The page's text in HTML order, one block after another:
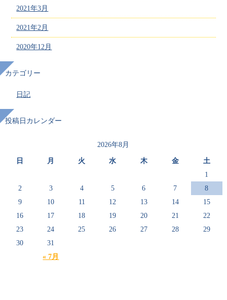
2021年3月
2021年2月
2020年12月
カテゴリー
日記
投稿日カレンダー
2026年8月
日 月 火 水 木 金 土
« 7月
1
2
3 4 5 6 7
8
9
10 11 12 13 14
15
16
17 18 19 20 21
22
23
24 25 26 27 28
29
30
31